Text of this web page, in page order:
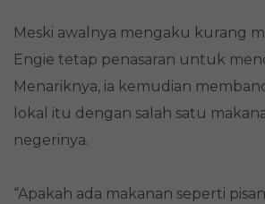
Meski awalnya mengaku kurang
Engie tetap penasaran untuk
Menariknya, ia kemudian
lokal itu dengan salah satu
negerinya.
“Apakah ada makanan seperti